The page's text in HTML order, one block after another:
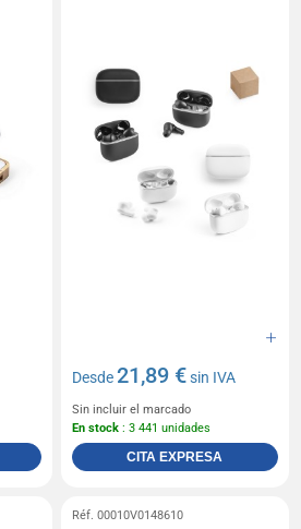
Desde21,89 €sin IVA
Sin incluir el marcado
En stock : 3 441 unidades
CITA EXPRESA
Réf. 00010V0148610